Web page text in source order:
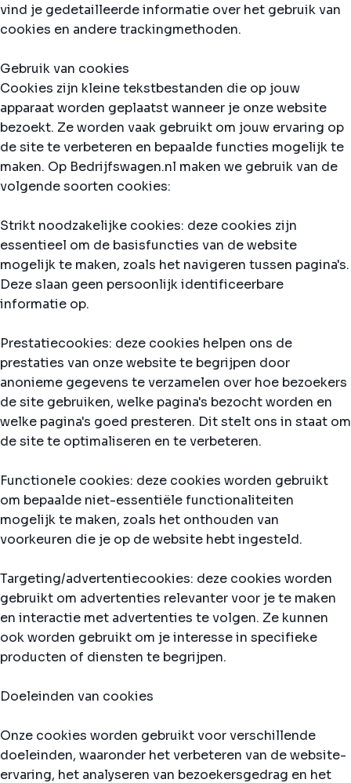
vind je gedetailleerde informatie over het gebruik van
cookies en andere trackingmethoden.
Gebruik van cookies
Cookies zijn kleine tekstbestanden die op jouw
apparaat worden geplaatst wanneer je onze website
bezoekt. Ze worden vaak gebruikt om jouw ervaring op
de site te verbeteren en bepaalde functies mogelijk te
maken. Op Bedrijfswagen.nl maken we gebruik van de
volgende soorten cookies:
Strikt noodzakelijke cookies: deze cookies zijn
essentieel om de basisfuncties van de website
mogelijk te maken, zoals het navigeren tussen pagina's.
Deze slaan geen persoonlijk identificeerbare
informatie op.
Prestatiecookies: deze cookies helpen ons de
prestaties van onze website te begrijpen door
anonieme gegevens te verzamelen over hoe bezoekers
de site gebruiken, welke pagina's bezocht worden en
welke pagina's goed presteren. Dit stelt ons in staat om
de site te optimaliseren en te verbeteren.
Functionele cookies: deze cookies worden gebruikt
om bepaalde niet-essentiële functionaliteiten
mogelijk te maken, zoals het onthouden van
voorkeuren die je op de website hebt ingesteld.
Targeting/advertentiecookies: deze cookies worden
gebruikt om advertenties relevanter voor je te maken
en interactie met advertenties te volgen. Ze kunnen
ook worden gebruikt om je interesse in specifieke
producten of diensten te begrijpen.
Doeleinden van cookies
Onze cookies worden gebruikt voor verschillende
doeleinden, waaronder het verbeteren van de website-
ervaring, het analyseren van bezoekersgedrag en het